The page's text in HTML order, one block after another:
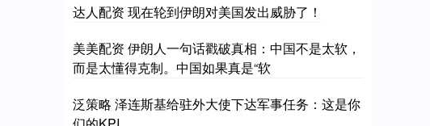
达人配资 现在轮到伊朗对美国发出威胁了！
美美配资 伊朗人一句话戳破真相：中国不是太软，
而是太懂得克制。中国如果真是“软
泛策略 泽连斯基给驻外大使下达军事任务：这是你